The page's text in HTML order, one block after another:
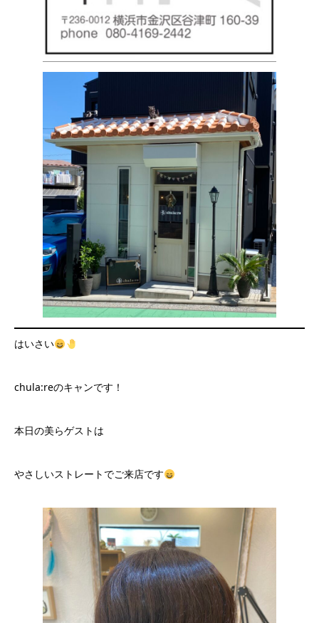
はいさい
chula:reのキャンです！
本日の美らゲストは
やさしいストレートでご来店です